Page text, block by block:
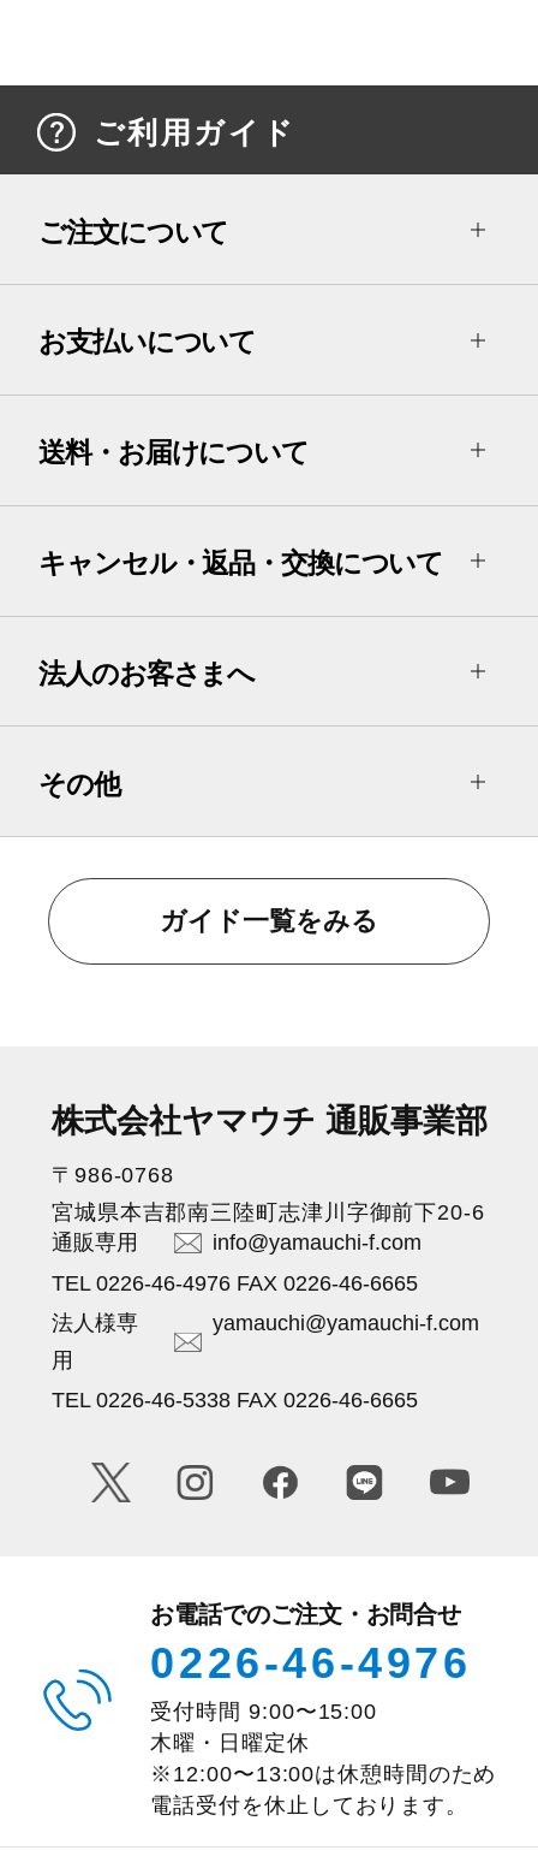
ご利用ガイド
ご注文について
お支払いについて
送料・お届けについて
キャンセル・返品・交換について
法人のお客さまへ
その他
ガイド一覧をみる
株式会社ヤマウチ 通販事業部
〒986-0768
宮城県本吉郡南三陸町志津川字御前下20-6
通販専用
info@yamauchi-f.com
TEL 0226-46-4976 FAX 0226-46-6665
法人様専
用
yamauchi@yamauchi-f.com
TEL 0226-46-5338 FAX 0226-46-6665
お電話でのご注文・お問合せ
0226-46-4976
受付時間 9:00〜15:00
木曜・日曜定休
※12:00〜13:00は休憩時間のため
電話受付を休止しております。